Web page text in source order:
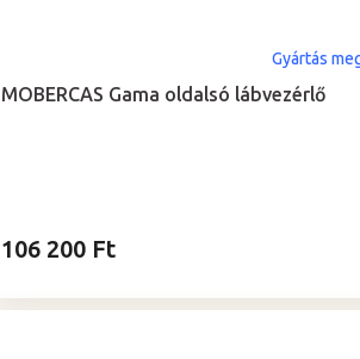
MOBERCAS Gama oldalsó lábvezérlő
Gyártás
106 200 Ft